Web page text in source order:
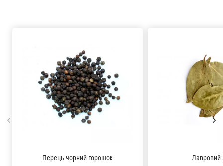
Перець чорний горошок Лавровий